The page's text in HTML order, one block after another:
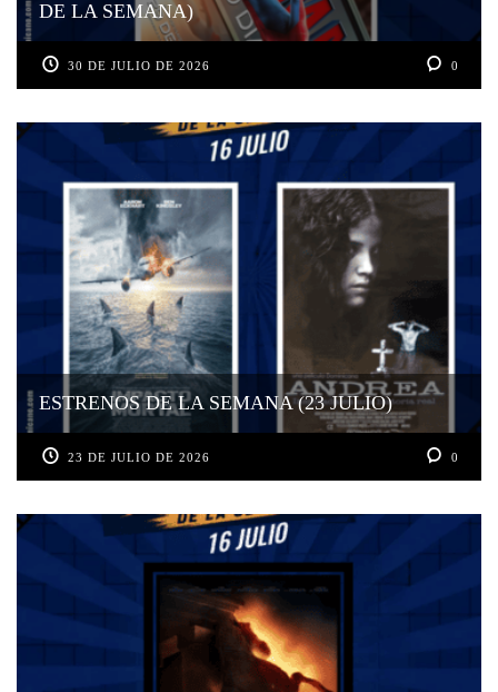
DE LA SEMANA)
30 DE JULIO DE 2026 0
ESTRENOS DE LA SEMANA (23 JULIO)
23 DE JULIO DE 2026 0